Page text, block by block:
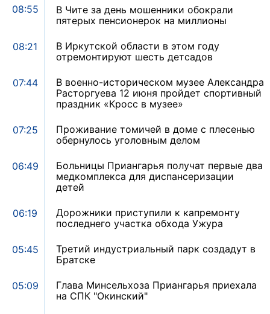
08:55
В Чите за день мошенники обокрали
пятерых пенсионерок на миллионы
08:21
В Иркутской области в этом году
отремонтируют шесть детсадов
07:44
В военно-историческом музее Александра
Расторгуева 12 июня пройдет спортивный
праздник «Кросс в музее»
07:25
Проживание томичей в доме с плесенью
обернулось уголовным делом
06:49
Больницы Приангарья получат первые два
медкомплекса для диспансеризации
детей
06:19
Дорожники приступили к капремонту
последнего участка обхода Ужура
05:45
Третий индустриальный парк создадут в
Братске
05:09
Глава Минсельхоза Приангарья приехала
на СПК "Окинский"